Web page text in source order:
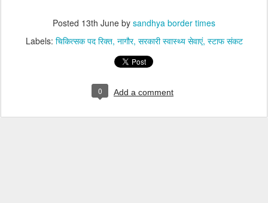
Posted 13th June by sandhya border times
Labels: चिकित्सक पद रिक्त नागौर सरकारी स्वास्थ्य सेवाएं स्टाफ संकट
0 Add a comment